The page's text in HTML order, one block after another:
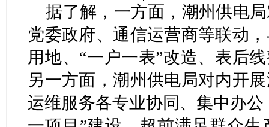
据了解，一方面，潮州供电
党委政府、通信运营商等联动
用地、“一户一表”改造、表后
另一方面，潮州供电局对内开
运维服务各专业协同、集中办公